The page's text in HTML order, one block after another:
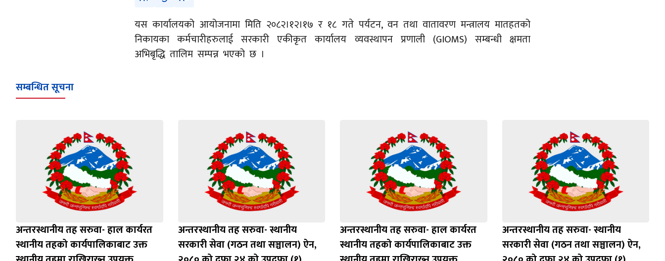
यस कार्यालयको आयोजनामा मिति २०८२।१२।१७ र १८ गते पर्यटन, वन तथा वातावरण मन्त्रालय मातहतको
निकायका कर्मचारीहरुलाई सरकारी एकीकृत कार्यालय व्यवस्थापन प्रणाली (GIOMS) सम्बन्धी क्षमता
अभिबृद्धि तालिम सम्पन्न भएको छ ।
सम्बन्धित सूचना
अन्तरस्थानीय तह सरुवा- हाल कार्यरत
स्थानीय तहको कार्यपालिकाबाट उक्त
अन्तरस्थानीय तह सरुवा- स्थानीय
सरकारी सेवा (गठन तथा सञ्चालन) ऐन,
अन्तरस्थानीय तह सरुवा- हाल कार्यरत
स्थानीय तहको कार्यपालिकाबाट उक्त
अन्तरस्थानीय तह सरुवा- स्थानीय
सरकारी सेवा (गठन तथा सञ्चालन) ऐन,